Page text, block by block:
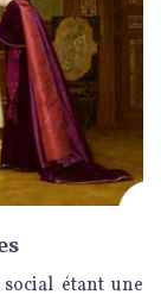
étant une